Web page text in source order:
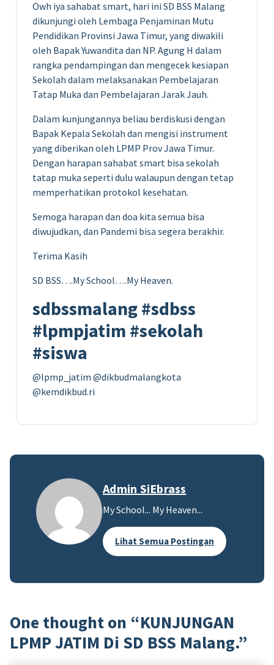
Owh iya sahabat smart, hari ini SD BSS Malang
dikunjungi oleh Lembaga Penjaminan Mutu
Pendidikan Provinsi Jawa Timur, yang diwakili
oleh Bapak Yuwandita dan NP. Agung H dalam
rangka pendampingan dan mengecek kesiapan
Sekolah dalam melaksanakan Pembelajaran
Tatap Muka dan Pembelajaran Jarak Jauh.
Dalam kunjungannya beliau berdiskusi dengan
Bapak Kepala Sekolah dan mengisi instrument
yang diberikan oleh LPMP Prov Jawa Timur.
Dengan harapan sahabat smart bisa sekolah
tatap muka seperti dulu walaupun dengan tetap
memperhatikan protokol kesehatan.
Semoga harapan dan doa kita semua bisa
diwujudkan, dan Pandemi bisa segera berakhir.
Terima Kasih
SD BSS….My School….My Heaven.
sdbssmalang #sdbss
#lpmpjatim #sekolah
#siswa
@lpmp_jatim @dikbudmalangkota
@kemdikbud.ri
Admin SiEbrass
My School... My Heaven...
Lihat Semua Postingan
One thought on “KUNJUNGAN
LPMP JATIM Di SD BSS Malang.”